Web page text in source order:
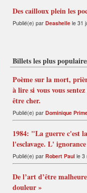
Des cailloux plein les
Publié(e) par Deashelle le 31
Billets les plus
Poème sur la mort,
à lire si vous vous
être cher.
Publié(e) par Dominique
1984: "La guerre c'est
l'esclavage. L'
Publié(e) par Robert Paul le 3
De l’art d’être
douleur »